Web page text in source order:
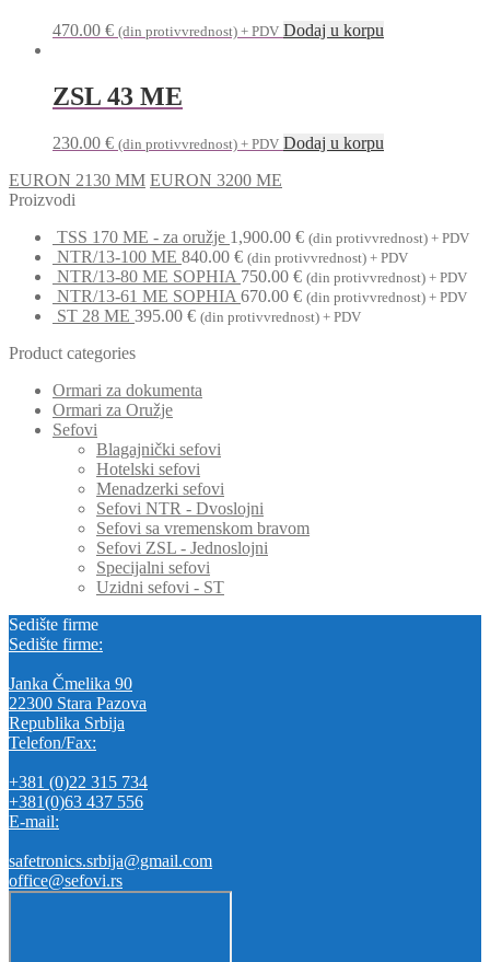
470.00 € (din protivvrednost) + PDV Dodaj u korpu
ZSL 43 ME
230.00 € (din protivvrednost) + PDV Dodaj u korpu
EURON 2130 MM EURON 3200 ME
Proizvodi
TSS 170 ME - za oružje 1,900.00 € (din protivvrednost) + PDV
NTR/13-100 ME 840.00 € (din protivvrednost) + PDV
NTR/13-80 ME SOPHIA 750.00 € (din protivvrednost) + PDV
NTR/13-61 ME SOPHIA 670.00 € (din protivvrednost) + PDV
ST 28 ME 395.00 € (din protivvrednost) + PDV
Product categories
Ormari za dokumenta
Ormari za Oružje
Sefovi
Blagajnički sefovi
Hotelski sefovi
Menadzerki sefovi
Sefovi NTR - Dvoslojni
Sefovi sa vremenskom bravom
Sefovi ZSL - Jednoslojni
Specijalni sefovi
Uzidni sefovi - ST
Sedište firme
Sedište firme:
Janka Čmelika 90
22300 Stara Pazova
Republika Srbija
Telefon/Fax:
+381 (0)22 315 734
+381(0)63 437 556
E-mail:
safetronics.srbija@gmail.com
office@sefovi.rs